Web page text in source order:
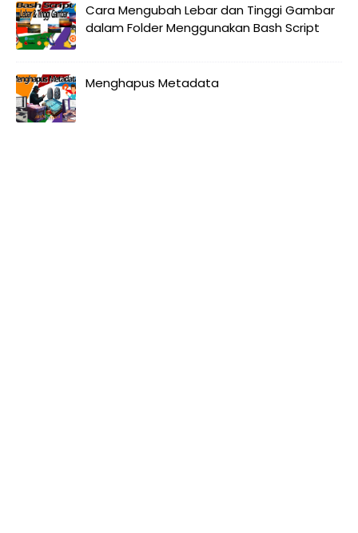
Cara Mengubah Lebar dan Tinggi Gambar
dalam Folder Menggunakan Bash Script
Menghapus Metadata